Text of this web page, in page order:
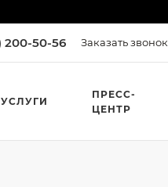
200-50-56 Заказать звонок
УСЛУГИ
ПРЕСС-
ЦЕНТР